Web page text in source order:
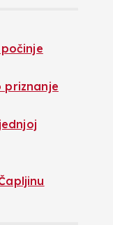
priznanje